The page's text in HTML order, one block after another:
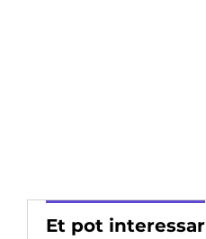
Et pot interessar